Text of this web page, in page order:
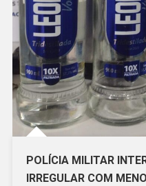
POLÍCIA MILITAR
IRREGULAR COM